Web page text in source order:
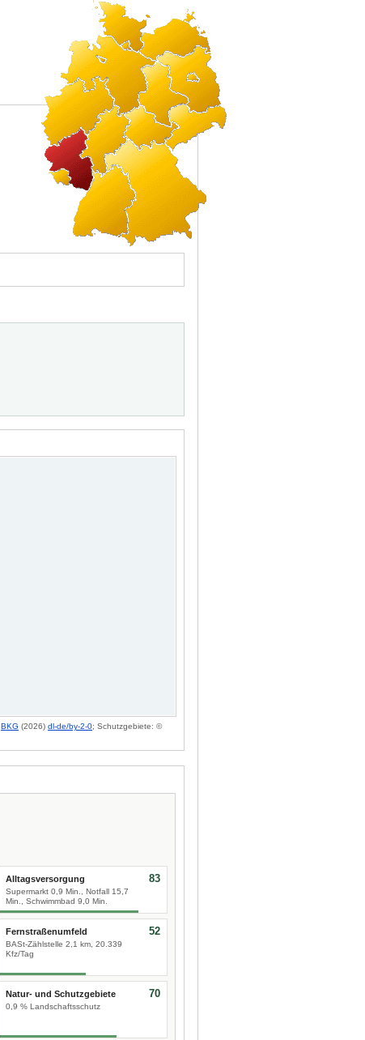
BKG (2026) dl-de/by-2-0; Schutzgebiete: ©
Alltagsversorgung
Supermarkt 0,9 Min., Notfall 15,7
Min., Schwimmbad 9,0 Min.
83
Fernstraßenumfeld
BASt-Zählstelle 2,1 km, 20.339
Kfz/Tag
52
Natur- und Schutzgebiete
0,9 % Landschaftsschutz
70